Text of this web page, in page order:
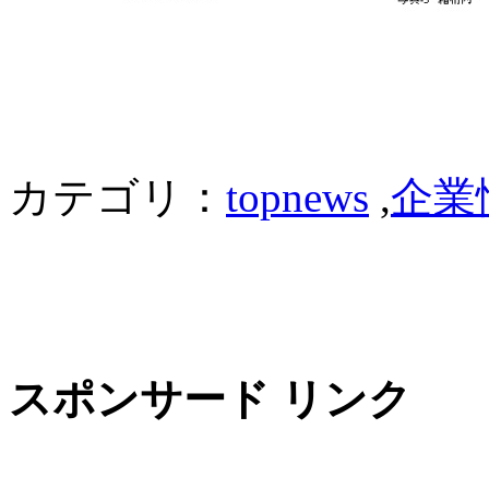
カテゴリ： topnews ,企業
スポンサード リンク